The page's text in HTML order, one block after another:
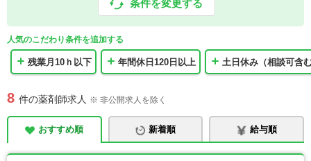
条件を変更する
人気のこだわり条件を追加する
残業月10ｈ以下 年間休日120日以上 土日休み（相談可含
8 件の薬剤師求人 ※ 非公開求人を除く
おすすめ順 新着順 給与順